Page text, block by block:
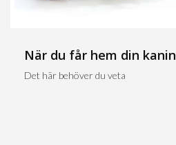
När du får hem din kanin
Det här behöver du veta